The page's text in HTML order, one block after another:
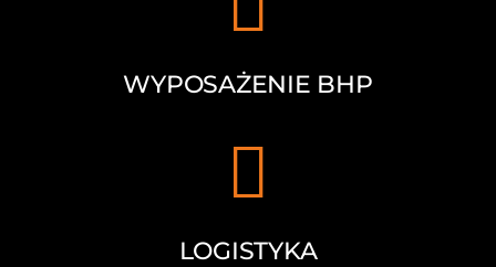
WYPOSAŻENIE BHP
LOGISTYKA